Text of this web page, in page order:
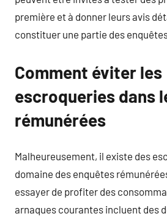
première et à donner leurs avis
constituer une partie des
Comment éviter les
escroqueries dans
rémunérées
Malheureusement, il existe des
domaine des enquêtes
essayer de profiter des
arnaques courantes incluent des